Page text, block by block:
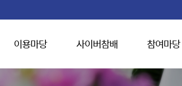
이용마당 사이버참배 참여마당